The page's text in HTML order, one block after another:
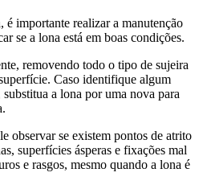
é importante realizar a manutenção
se a lona está em boas condições.
removendo todo o tipo de sujeira
Caso identifique algum
a lona por uma nova para
observar se existem pontos de atrito
superfícies ásperas e fixações mal
e rasgos, mesmo quando a lona é